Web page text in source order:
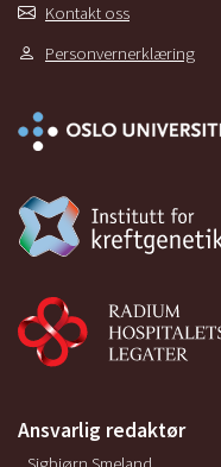
Kontakt oss
Personvernerklæring
Ansvarlig redaktør